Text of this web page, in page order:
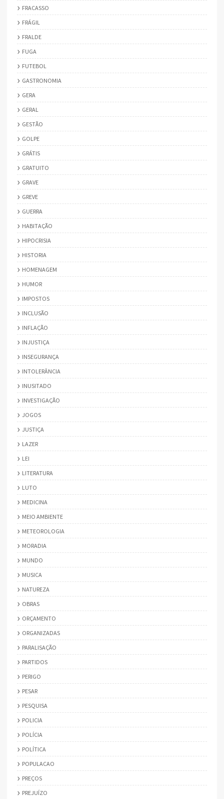
FRACASSO
FRÁGIL
FRALDE
FUGA
FUTEBOL
GASTRONOMIA
GERA
GERAL
GESTÃO
GOLPE
GRÁTIS
GRATUITO
GRAVE
GREVE
GUERRA
HABITAÇÃO
HIPOCRISIA
HISTORIA
HOMENAGEM
HUMOR
IMPOSTOS
INCLUSÃO
INFLAÇÃO
INJUSTIÇA
INSEGURANÇA
INTOLERÂNCIA
INUSITADO
INVESTIGAÇÃO
JOGOS
JUSTIÇA
LAZER
LEI
LITERATURA
LUTO
MEDICINA
MEIO AMBIENTE
METEOROLOGIA
MORADIA
MUNDO
MUSICA
NATUREZA
OBRAS
ORÇAMENTO
ORGANIZADAS
PARALISAÇÃO
PARTIDOS
PERIGO
PESAR
PESQUISA
POLICIA
POLÍCIA
POLÍTICA
POPULACAO
PREÇOS
PREJUÍZO